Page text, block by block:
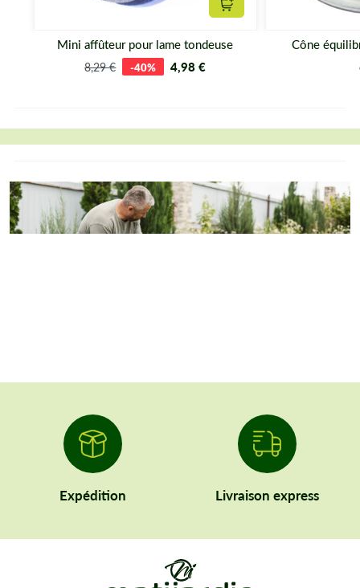
Ajouter au panier
Mini affûteur pour lame tondeuse
8,29 € -40% 4,98 €
Cône
Expédition Livraison express